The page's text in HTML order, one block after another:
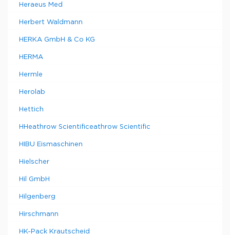
Heraeus Med
Herbert Waldmann
HERKA GmbH & Co KG
HERMA
Hermle
Herolab
Hettich
HHeathrow Scientificeathrow Scientific
HIBU Eismaschinen
Hielscher
Hil GmbH
Hilgenberg
Hirschmann
HK-Pack Krautscheid